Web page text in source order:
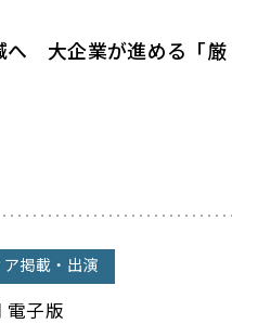
へ 大企業が進める「厳
ア掲載・出演
電子版